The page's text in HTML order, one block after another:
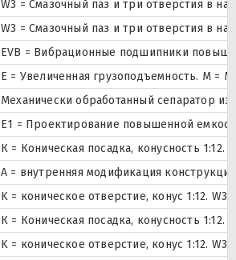
W3 = Смазочный паз и три отверстия в
W3 = Смазочный паз и три отверстия в
EVB = Вибрационные подшипники
E = Увеличенная грузоподъемность. М =
Механически обработанный сепаратор
E1 = Проектирование повышенной
К = Коническая посадка, конусность 1:12.
A = внутренняя модификация
K = коническое отверстие, конус 1:12.
К = Коническая посадка, конусность 1:12.
K = коническое отверстие, конус 1:12.